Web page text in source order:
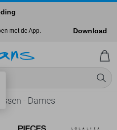
- Dames
met de App.
Download